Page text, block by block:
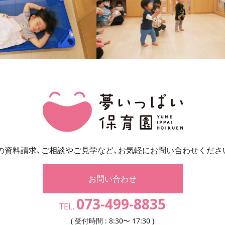
資料請求、ご相談やご見学など、お気軽にお問い合わせくださ
お問い合わせ
TEL. 073-499-8835
( 受付時間 : 8:30〜 17:30 )